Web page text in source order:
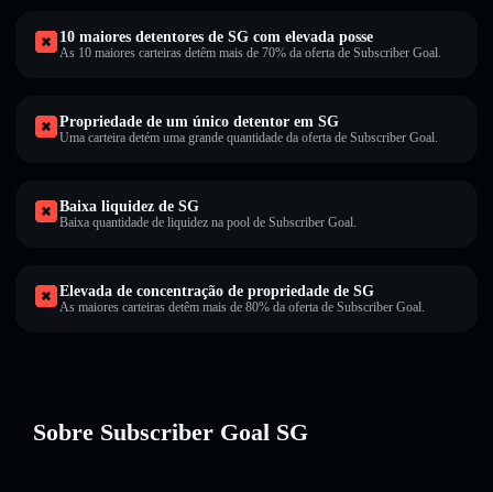
10 maiores detentores de SG com elevada posse
As 10 maiores carteiras detêm mais de 70% da oferta de Subscriber Goal.
Propriedade de um único detentor em SG
Uma carteira detém uma grande quantidade da oferta de Subscriber Goal.
Baixa liquidez de SG
Baixa quantidade de liquidez na pool de Subscriber Goal.
Elevada de concentração de propriedade de SG
As maiores carteiras detêm mais de 80% da oferta de Subscriber Goal.
Sobre Subscriber Goal SG